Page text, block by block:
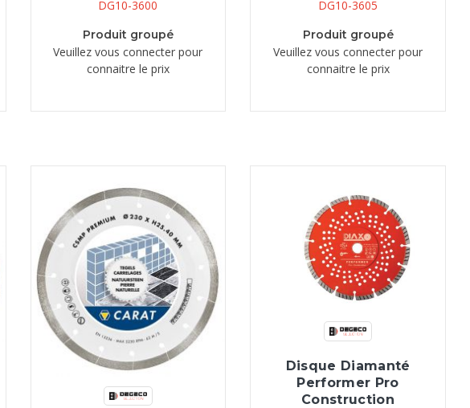
DG10-3600
Produit groupé
Veuillez vous connecter pour
connaitre le prix
DG10-3605
Produit groupé
Veuillez vous connecter pour
connaitre le prix
Disque Diamanté
Performer Pro
Construction